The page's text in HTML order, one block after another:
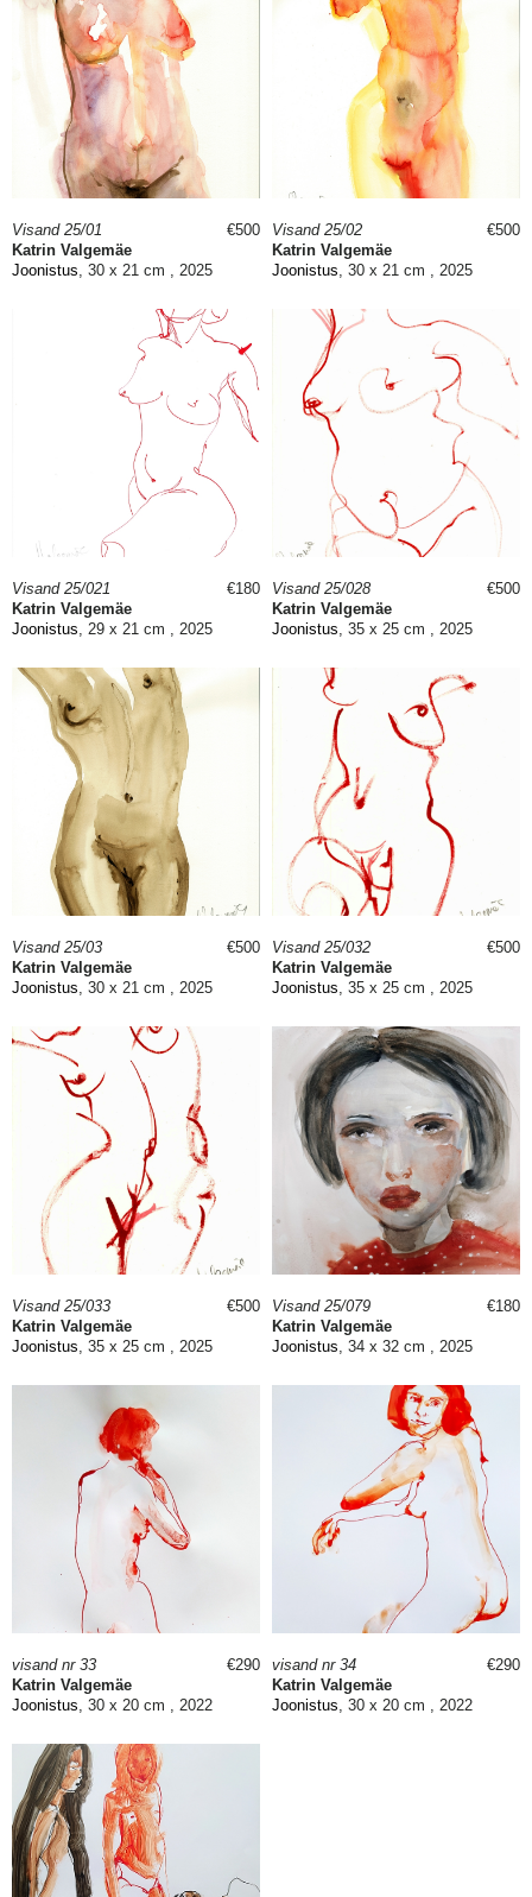
Visand 25/01
Katrin Valgemäe
Joonistus, 30 x 21 cm , 2025
€500
Visand 25/02
Katrin Valgemäe
Joonistus, 30 x 21 cm , 2025
€500
Visand 25/021
Katrin Valgemäe
Joonistus, 29 x 21 cm , 2025
€180
Visand 25/028
Katrin Valgemäe
Joonistus, 35 x 25 cm , 2025
€500
Visand 25/03
Katrin Valgemäe
Joonistus, 30 x 21 cm , 2025
€500
Visand 25/032
Katrin Valgemäe
Joonistus, 35 x 25 cm , 2025
€500
Visand 25/033
Katrin Valgemäe
Joonistus, 35 x 25 cm , 2025
€500
Visand 25/079
Katrin Valgemäe
Joonistus, 34 x 32 cm , 2025
€180
visand nr 33
Katrin Valgemäe
Joonistus, 30 x 20 cm , 2022
€290
visand nr 34
Katrin Valgemäe
Joonistus, 30 x 20 cm , 2022
€290